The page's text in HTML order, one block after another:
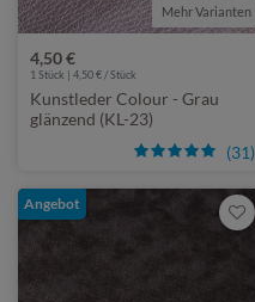
Mehr Varianten
4,50 €
(31)
1 Stück | 4,50 € / Stück
Kunstleder Colour - Grau
glänzend (KL-23)
Angebot